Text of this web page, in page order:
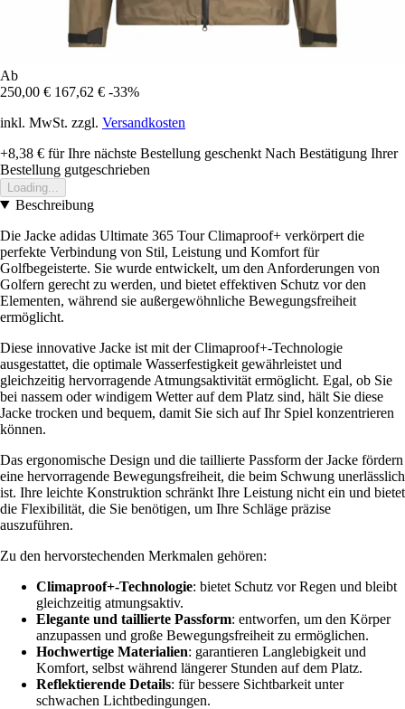
Ab
250,00 € 167,62 € -33%
inkl. MwSt. zzgl. Versandkosten
+8,38 € für Ihre nächste Bestellung geschenkt Nach Bestätigung Ihrer
Bestellung gutgeschrieben
Loading...
Beschreibung
Die Jacke adidas Ultimate 365 Tour Climaproof+ verkörpert die
perfekte Verbindung von Stil, Leistung und Komfort für
Golfbegeisterte. Sie wurde entwickelt, um den Anforderungen von
Golfern gerecht zu werden, und bietet effektiven Schutz vor den
Elementen, während sie außergewöhnliche Bewegungsfreiheit
ermöglicht.
Diese innovative Jacke ist mit der Climaproof+-Technologie
ausgestattet, die optimale Wasserfestigkeit gewährleistet und
gleichzeitig hervorragende Atmungsaktivität ermöglicht. Egal, ob Sie
bei nassem oder windigem Wetter auf dem Platz sind, hält Sie diese
Jacke trocken und bequem, damit Sie sich auf Ihr Spiel konzentrieren
können.
Das ergonomische Design und die taillierte Passform der Jacke fördern
eine hervorragende Bewegungsfreiheit, die beim Schwung unerlässlich
ist. Ihre leichte Konstruktion schränkt Ihre Leistung nicht ein und bietet
die Flexibilität, die Sie benötigen, um Ihre Schläge präzise
auszuführen.
Zu den hervorstechenden Merkmalen gehören:
Climaproof+-Technologie: bietet Schutz vor Regen und bleibt
gleichzeitig atmungsaktiv.
Elegante und taillierte Passform: entworfen, um den Körper
anzupassen und große Bewegungsfreiheit zu ermöglichen.
Hochwertige Materialien: garantieren Langlebigkeit und
Komfort, selbst während längerer Stunden auf dem Platz.
Reflektierende Details: für bessere Sichtbarkeit unter
schwachen Lichtbedingungen.